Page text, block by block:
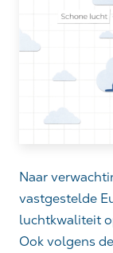
Naar
vastgestelde
luchtkwaliteit
Ook volgens